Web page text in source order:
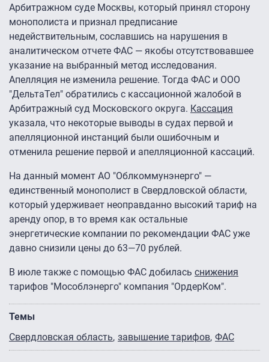
Арбитражном суде Москвы, который принял сторону
монополиста и признал предписание
недействительным, сославшись на нарушения в
аналитическом отчете ФАС — якобы отсутствовавшее
указание на выбранный метод исследования.
Апелляция не изменила решение. Тогда ФАС и ООО
"ДельтаТел" обратились с кассационной жалобой в
Арбитражный суд Московского округа. Кассация
указала, что некоторые выводы в судах первой и
апелляционной инстанций были ошибочным и
отменила решение первой и апелляционной кассаций.
На данный момент АО "Облкоммунэнерго" —
единственный монополист в Свердловской области,
который удерживает неоправданно высокий тариф на
аренду опор, в то время как остальные
энергетические компании по рекомендации ФАС уже
давно снизили цены до 63—70 рублей.
В июле также с помощью ФАС добилась снижения
тарифов "Мособлэнерго" компания "ОрдерКом".
Темы
Свердловская область завышение тарифов ФАС